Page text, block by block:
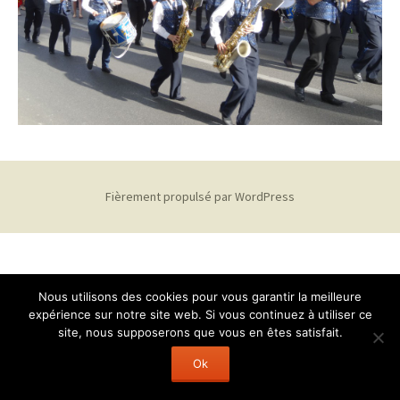
Fièrement propulsé par WordPress
Nous utilisons des cookies pour vous garantir la meilleure
expérience sur notre site web. Si vous continuez à utiliser ce
site, nous supposerons que vous en êtes satisfait.
Ok